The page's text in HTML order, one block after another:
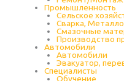
Промышленность
Cельское
Сварка,
Cмазочные
Производство
Автомобили
Автомобили
Эвакуатор,
Специалисты
Обучение